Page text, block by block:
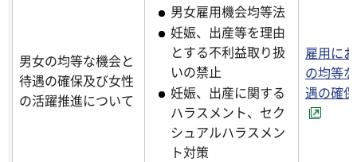
男女の均等な機会と
待遇の確保及び女性
の活躍推進について
男女雇用機会均等法
妊娠、出産等を理由
とする不利益取り扱
いの禁止
妊娠、出産に関する
ハラスメント、セク
シュアルハラスメン
ト対策
雇用に
の均等
遇の確